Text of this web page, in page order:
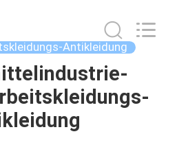
Antikleidung